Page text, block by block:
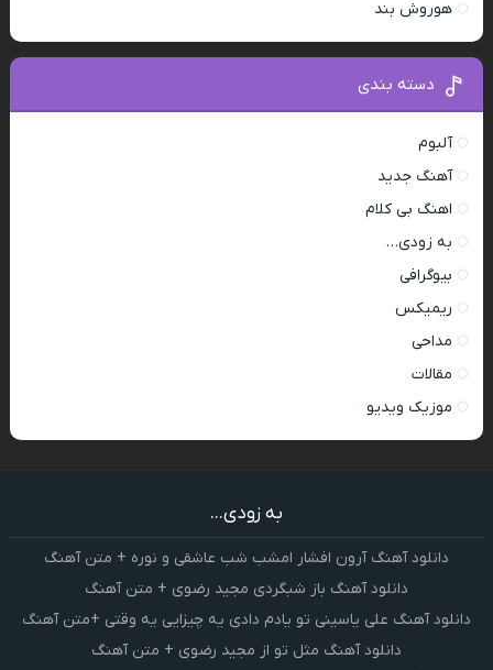
هوروش بند
دسته بندی
آلبوم
آهنگ جدید
اهنگ بی کلام
به زودی…
بیوگرافی
ریمیکس
مداحی
مقالات
موزیک ویدیو
به زودی...
دانلود آهنگ آرون افشار امشب شب عاشقی و نوره + متن آهنگ
دانلود آهنگ باز شبگردی مجید رضوی + متن آهنگ
دانلود آهنگ علی یاسینی تو یادم دادی یه چیزایی یه وقتی +متن آهنگ
دانلود آهنگ مثل تو از مجید رضوی + متن آهنگ